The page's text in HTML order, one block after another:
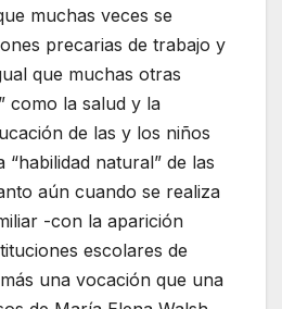
muchas veces se
precarias de trabajo y
que muchas otras
como la salud y la
de las y los niños
“habilidad natural” de las
aún cuando se realiza
-con la aparición
escolares de
una vocación que una